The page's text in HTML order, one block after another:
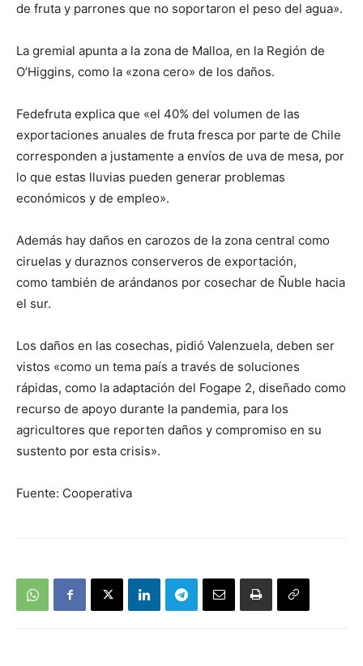
de fruta y parrones que no soportaron el peso del agua».
La gremial apunta a la zona de Malloa, en la Región de
O’Higgins, como la «zona cero» de los daños.
Fedefruta explica que «el 40% del volumen de las
exportaciones anuales de fruta fresca por parte de Chile
corresponden a justamente a envíos de uva de mesa, por
lo que estas lluvias pueden generar problemas
económicos y de empleo».
Además hay daños en carozos de la zona central como
ciruelas y duraznos conserveros de exportación,
como también de arándanos por cosechar de Ñuble hacia
el sur.
Los daños en las cosechas, pidió Valenzuela, deben ser
vistos «como un tema país a través de soluciones
rápidas, como la adaptación del Fogape 2, diseñado como
recurso de apoyo durante la pandemia, para los
agricultores que reporten daños y compromiso en su
sustento por esta crisis».
Fuente: Cooperativa